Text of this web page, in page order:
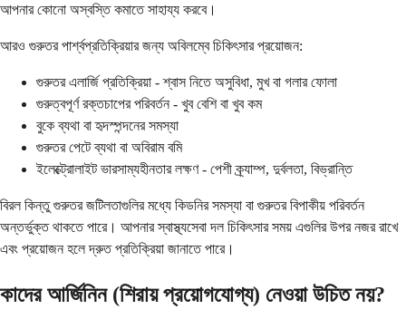
আপনার কোনো অস্বস্তি কমাতে সাহায্য করবে।
আরও গুরুতর পার্শ্বপ্রতিক্রিয়ার জন্য অবিলম্বে চিকিৎসার প্রয়োজন:
গুরুতর এলার্জি প্রতিক্রিয়া - শ্বাস নিতে অসুবিধা, মুখ বা গলার ফোলা
গুরুত্বপূর্ণ রক্তচাপের পরিবর্তন - খুব বেশি বা খুব কম
বুকে ব্যথা বা হৃদস্পন্দনের সমস্যা
গুরুতর পেটে ব্যথা বা অবিরাম বমি
ইলেক্ট্রোলাইট ভারসাম্যহীনতার লক্ষণ - পেশী ক্র্যাম্প, দুর্বলতা, বিভ্রান্তি
বিরল কিন্তু গুরুতর জটিলতাগুলির মধ্যে কিডনির সমস্যা বা গুরুতর বিপাকীয় পরিবর্তন
অন্তর্ভুক্ত থাকতে পারে। আপনার স্বাস্থ্যসেবা দল চিকিৎসার সময় এগুলির উপর নজর রাখে
এবং প্রয়োজন হলে দ্রুত প্রতিক্রিয়া জানাতে পারে।
কাদের আর্জিনিন (শিরায় প্রয়োগযোগ্য) নেওয়া উচিত নয়?